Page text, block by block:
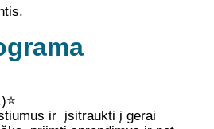
⭐
ir įsitraukti į gerai